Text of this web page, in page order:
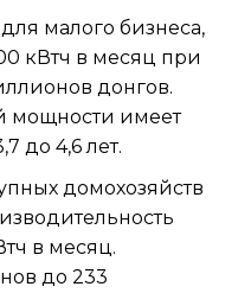
малого бизнеса,
кВтч в месяц при
донгов.
мощности имеет
до 4,6 лет.
домохозяйств
в месяц.
до 233